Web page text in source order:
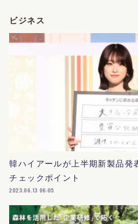
ビジネス
韓ハイアールが上半期新製品発
チェックポイント
2023.06.13 06:05